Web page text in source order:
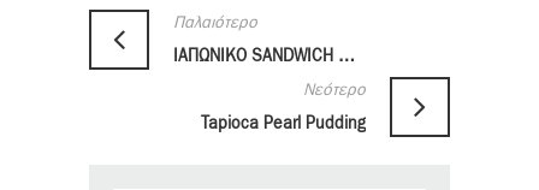
Παλαιότερο
ΙΑΠΩΝΙΚΟ SANDWICH ΜΕ BULLDOG TONKATSU SAUCE
Νεότερο
Tapioca Pearl Pudding